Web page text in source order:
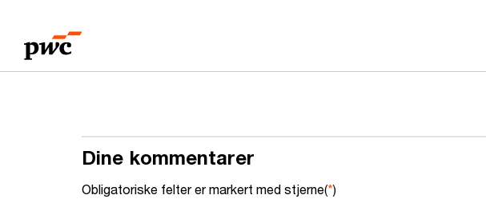
content
footer
Dine kommentarer
Obligatoriske felter er markert med stjerne(*)